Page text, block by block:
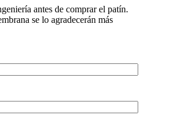
antes de comprar el patín.
se lo agradecerán más